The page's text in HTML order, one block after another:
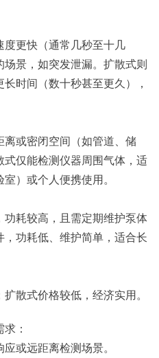
更快（通常几秒至十几
景，如突发泄漏。扩散式则
时间（数十秒甚至更久），
或密闭空间（如管道、储
仅能检测仪器周围气体，适
）或个人便携使用。
耗较高，且需定期维护泵体
功耗低、维护简单，适合长
散式价格较低，经济实用。
：
或远距离检测场景。